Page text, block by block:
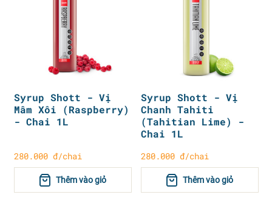
Syrup Shott - Vị
Mâm Xôi (Raspberry)
- Chai 1L
280.000 đ/chai
Thêm vào giỏ
Syrup Shott - Vị
Chanh Tahiti
(Tahitian Lime) -
Chai 1L
280.000 đ/chai
Thêm vào giỏ